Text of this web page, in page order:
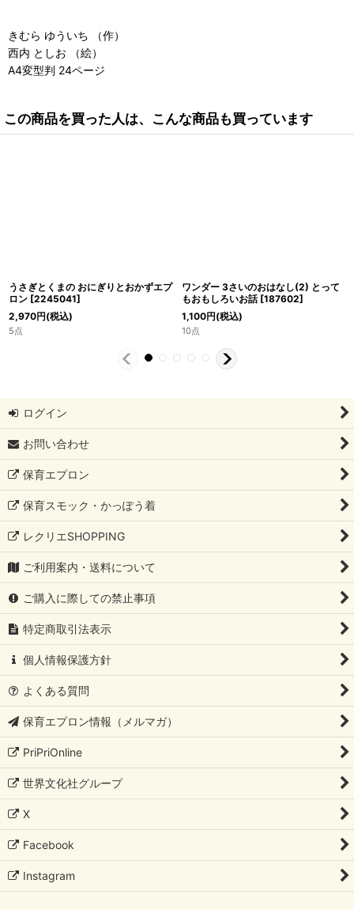
きむら ゆういち （作）
西内 としお （絵）
A4変型判 24ページ
この商品を買った人は、こんな商品も買っています
うさぎとくまの おにぎりとおかずエプ
ロン [2245041]
2,970円(税込)
5点
ワンダー 3さいのおはなし(2) とって
もおもしろいお話 [187602]
1,100円(税込)
10点
ログイン
お問い合わせ
保育エプロン
保育スモック・かっぽう着
レクリエSHOPPING
ご利用案内・送料について
ご購入に際しての禁止事項
特定商取引法表示
個人情報保護方針
よくある質問
保育エプロン情報（メルマガ）
PriPriOnline
世界文化社グループ
X
Facebook
Instagram